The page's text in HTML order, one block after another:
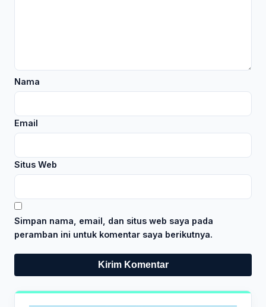
Nama
Email
Situs Web
Simpan nama, email, dan situs web saya pada
peramban ini untuk komentar saya berikutnya.